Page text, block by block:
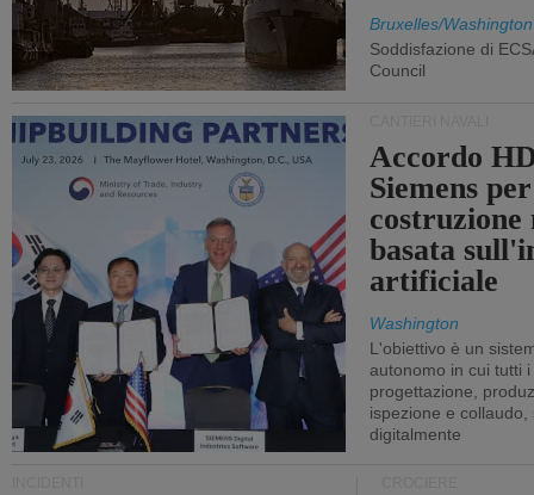
Bruxelles/Washington
Soddisfazione di
Council
Accordo
Siemens
costruzione
basata
artificiale
Washington
L'obiettivo è un
autonomo in cui tutti
progettazione,
ispezione e collaudo,
digitalmente